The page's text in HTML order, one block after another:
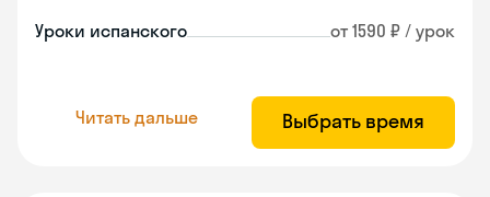
Уроки испанского от 1590 ₽ / урок
Читать дальше Выбрать время